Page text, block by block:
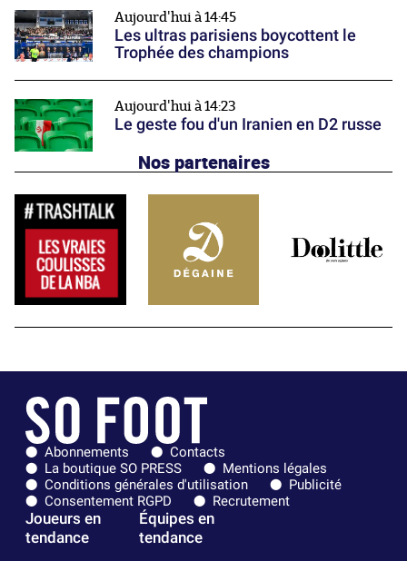
Aujourd'hui à 14:45
Les ultras parisiens boycottent le
Trophée des champions
Aujourd'hui à 14:23
Le geste fou d'un Iranien en D2 russe
Nos partenaires
Abonnements
Contacts
La boutique SO PRESS
Mentions légales
Conditions générales d'utilisation
Publicité
Consentement RGPD
Recrutement
Joueurs en
tendance
Équipes en
tendance